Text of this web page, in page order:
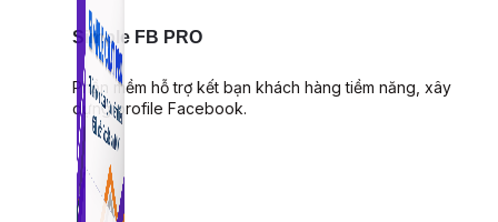
Simple FB PRO
Phần mềm hỗ trợ kết bạn khách hàng tiềm năng, xây
dựng profile Facebook.